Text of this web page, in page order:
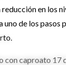
en los
uno de los pasos
con caproato 17